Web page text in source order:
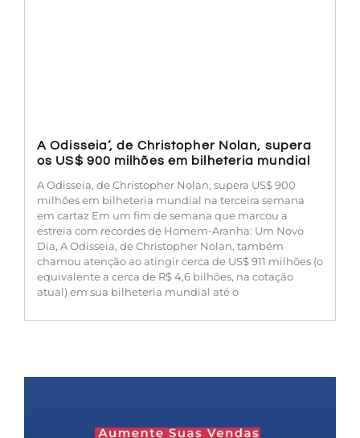
A Odisseia’, de Christopher Nolan, supera
os US$ 900 milhões em bilheteria mundial
A Odisseia, de Christopher Nolan, supera US$ 900
milhões em bilheteria mundial na terceira semana
em cartaz Em um fim de semana que marcou a
estreia com recordes de Homem-Aranha: Um Novo
Dia, A Odisseia, de Christopher Nolan, também
chamou atenção ao atingir cerca de US$ 911 milhões (o
equivalente a cerca de R$ 4,6 bilhões, na cotação
atual) em sua bilheteria mundial até o